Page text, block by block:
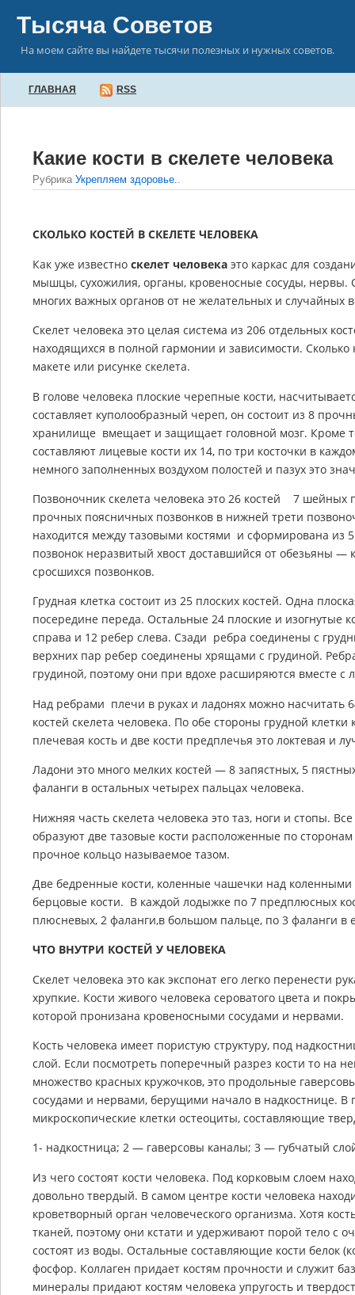
Тысяча Советов
На моем сайте вы найдете тысячи полезных и нужных советов.
ГЛАВНАЯ RSS
Какие кости в скелете человека
Рубрика Укрепляем здоровье..
СКОЛЬКО КОСТЕЙ В СКЕЛЕТЕ ЧЕЛОВЕКА
Как уже известно скелет человека это каркас для
мышцы, сухожилия, органы, кровеносные сосуды, нервы.
многих важных органов от не желательных и случайных
Скелет человека это целая система из 206 отдельных
находящихся в полной гармонии и зависимости. Сколько
макете или рисунке скелета.
В голове человека плоские черепные кости,
составляет куполообразный череп, он состоит из 8
хранилище вмещает и защищает головной мозг. Кроме
составляют лицевые кости их 14, по три косточки в
немного заполненных воздухом полостей и пазух это
Позвоночник скелета человека это 26 костей 7 шейных
прочных поясничных позвонков в нижней трети
находится между тазовыми костями и сформирована из
позвонок неразвитый хвост доставшийся от обезьяны
сросшихся позвонков.
Грудная клетка состоит из 25 плоских костей. Одна
посередине переда. Остальные 24 плоские и изогнутые
справа и 12 ребер слева. Сзади ребра соединены с
верхних пар ребер соединены хрящами с грудиной.
грудиной, поэтому они при вдохе расширяются вместе с
Над ребрами плечи в руках и ладонях можно насчитать
костей скелета человека. По обе стороны грудной
плечевая кость и две кости предплечья это локтевая и
Ладони это много мелких костей — 8 запястных, 5
фаланги в остальных четырех пальцах человека.
Нижняя часть скелета человека это таз, ноги и стопы.
образуют две тазовые кости расположенные по
прочное кольцо называемое тазом.
Две бедренные кости, коленные чашечки над
берцовые кости. В каждой лодыжке по 7 предплюсных
плюсневых, 2 фаланги,в большом пальце, по 3 фаланги в
ЧТО ВНУТРИ КОСТЕЙ У ЧЕЛОВЕКА
Скелет человека это как экспонат его легко перенести
хрупкие. Кости живого человека сероватого цвета и
которой пронизана кровеносными сосудами и нервами.
Кость человека имеет пористую структуру, под
слой. Если посмотреть поперечный разрез кости то на
множество красных кружочков, это продольные
сосудами и нервами, берущими начало в надкостнице. В
микроскопические клетки остеоциты, составляющие
1- надкостница; 2 — гаверсовы каналы; 3 — губчатый
Из чего состоят кости человека. Под корковым слоем
довольно твердый. В самом центре кости человека
кроветворный орган человеческого организма. Хотя
тканей, поэтому они кстати и удерживают порой тело с
состоят из воды. Остальные составляющие кости белок
фосфор. Коллаген придает костям прочности и служит
минералы придают костям человека упругость и